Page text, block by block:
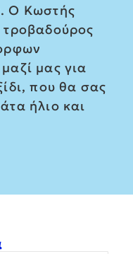
Ο Κωστής
τροβαδούρος
μας για
που θα σας
ήλιο και